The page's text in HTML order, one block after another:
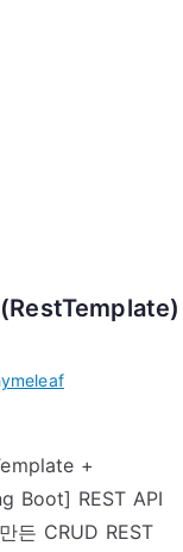
+
Boot] REST API
든 CRUD REST